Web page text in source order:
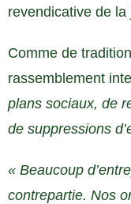
revendicative de la
Comme de
rassemblement
plans sociaux, de
de suppressions
« Beaucoup
contrepartie. Nos